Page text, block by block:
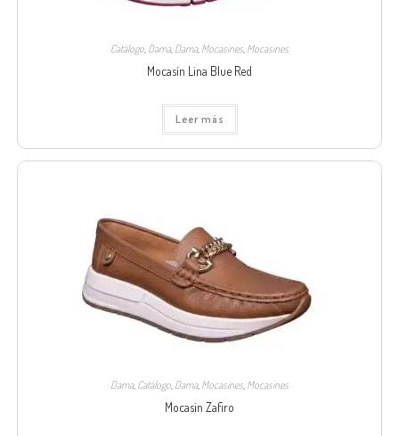
Catálogo, Dama, Dama, Mocasines, Mocasines
Mocasín Lina Blue Red
Leer más
Dama, Catálogo Dama, Mocasines Mocasines
Mocasin Zafiro